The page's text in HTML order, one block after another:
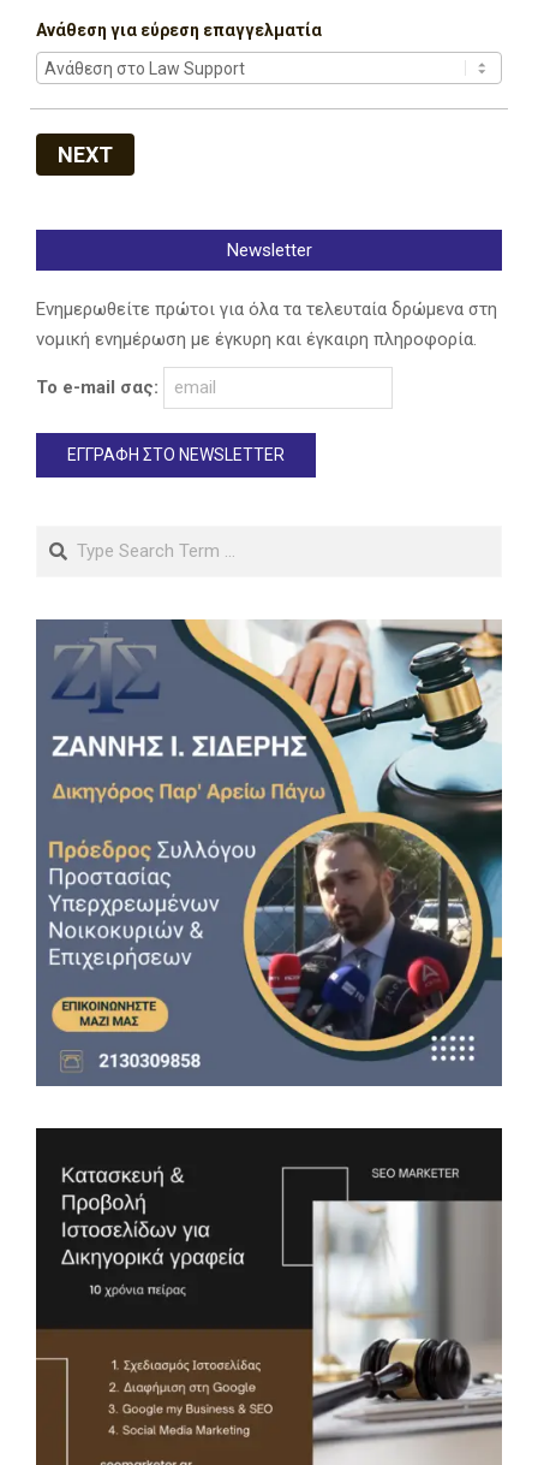
Ανάθεση για εύρεση επαγγελματία
NEXT
Newsletter
Ενημερωθείτε πρώτοι για όλα τα τελευταία δρώμενα στη
νομική ενημέρωση με έγκυρη και έγκαιρη πληροφορία.
Το e-mail σας:
Search